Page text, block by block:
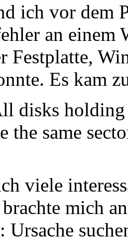
ich vor dem
an einem
Festplatte,
Es kam
disks
the same
viele
mich
Ursache